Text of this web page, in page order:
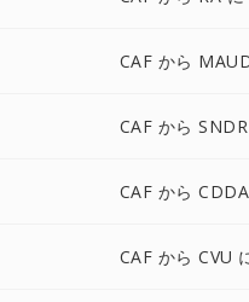
CAF から
CAF から
CAF から
CAF から CVU